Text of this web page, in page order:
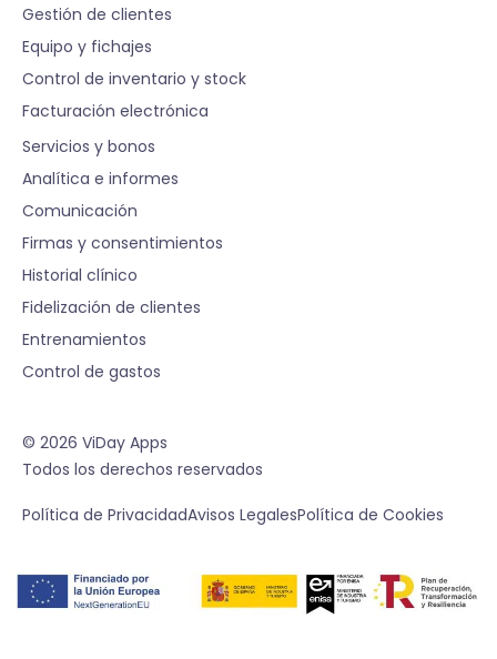
Gestión de clientes
Equipo y fichajes
Control de inventario y stock
Facturación electrónica
Servicios y bonos
Analítica e informes
Comunicación
Firmas y consentimientos
Historial clínico
Fidelización de clientes
Entrenamientos
Control de gastos
© 2026 ViDay Apps
Todos los derechos reservados
Política de PrivacidadAvisos LegalesPolítica de Cookies